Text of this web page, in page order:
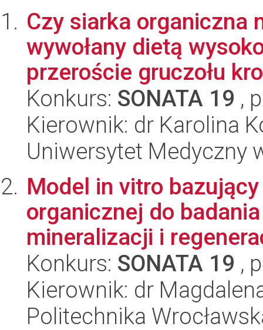
Czy siarka organiczna
wywołany dietą
przeroście gruczołu
Konkurs: SONATA 19 ,
Kierownik: dr Karolina
Uniwersytet Medyczny
Model in vitro
organicznej do
mineralizacji i
Konkurs: SONATA 19 ,
Kierownik: dr
Politechnika